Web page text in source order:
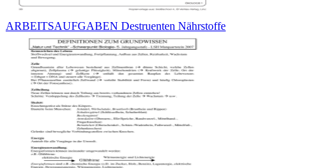
ARBEITSAUFGABEN Destruenten Nährstoffe